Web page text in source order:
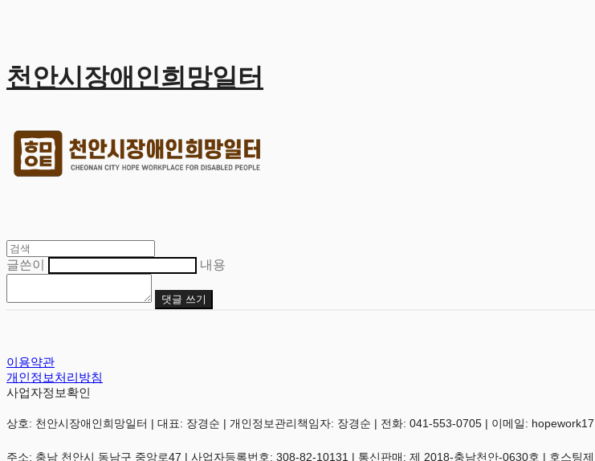
천안시장애인희망일터
글쓴이 내용
댓글 쓰기
이용약관
개인정보처리방침
사업자정보확인
상호: 천안시장애인희망일터 | 대표: 장경순 | 개인정보관리책임자: 장경순 | 전화: 041-553-0705 | 이메일:
주소: 충남 천안시 동남구 중앙로47 | 사업자등록번호: 308-82-10131 | 통신판매: 제 2018-충남천안-0630호 | 호스팅